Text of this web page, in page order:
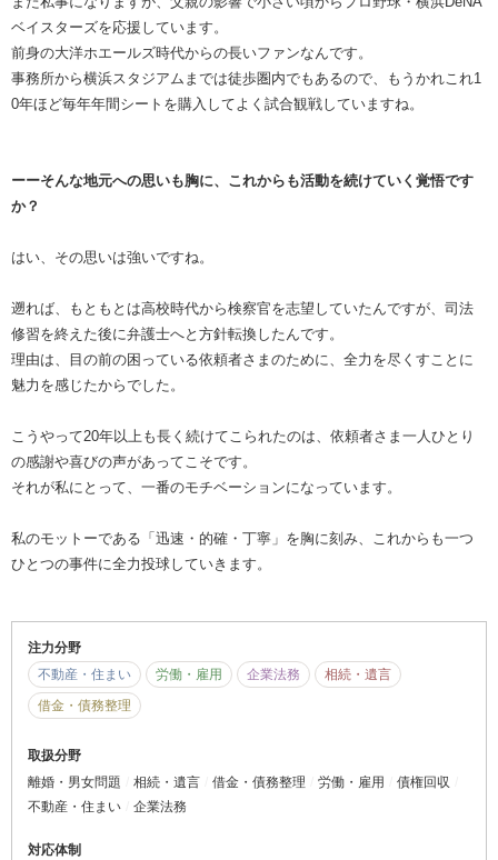
ベイスターズを応援しています。
前身の大洋ホエールズ時代からの長いファンなんです。
事務所から横浜スタジアムまでは徒歩圏内でもあるので、もうかれこれ1
0年ほど毎年年間シートを購入してよく試合観戦していますね。
ーーそんな地元への思いも胸に、これからも活動を続けていく覚悟です
か？
はい、その思いは強いですね。
遡れば、もともとは高校時代から検察官を志望していたんですが、司法
修習を終えた後に弁護士へと方針転換したんです。
理由は、目の前の困っている依頼者さまのために、全力を尽くすことに
魅力を感じたからでした。
こうやって20年以上も長く続けてこられたのは、依頼者さま一人ひとり
の感謝や喜びの声があってこそです。
それが私にとって、一番のモチベーションになっています。
私のモットーである「迅速・的確・丁寧」を胸に刻み、これからも一つ
ひとつの事件に全力投球していきます。
注力分野
不動産・住まい
労働・雇用 企業法務
相続・遺言
借金・債務整理
取扱分野
離婚・男女問題
相続・遺言 借金・債務整理 労働・雇用
債権回収
不動産・住まい
企業法務
対応体制